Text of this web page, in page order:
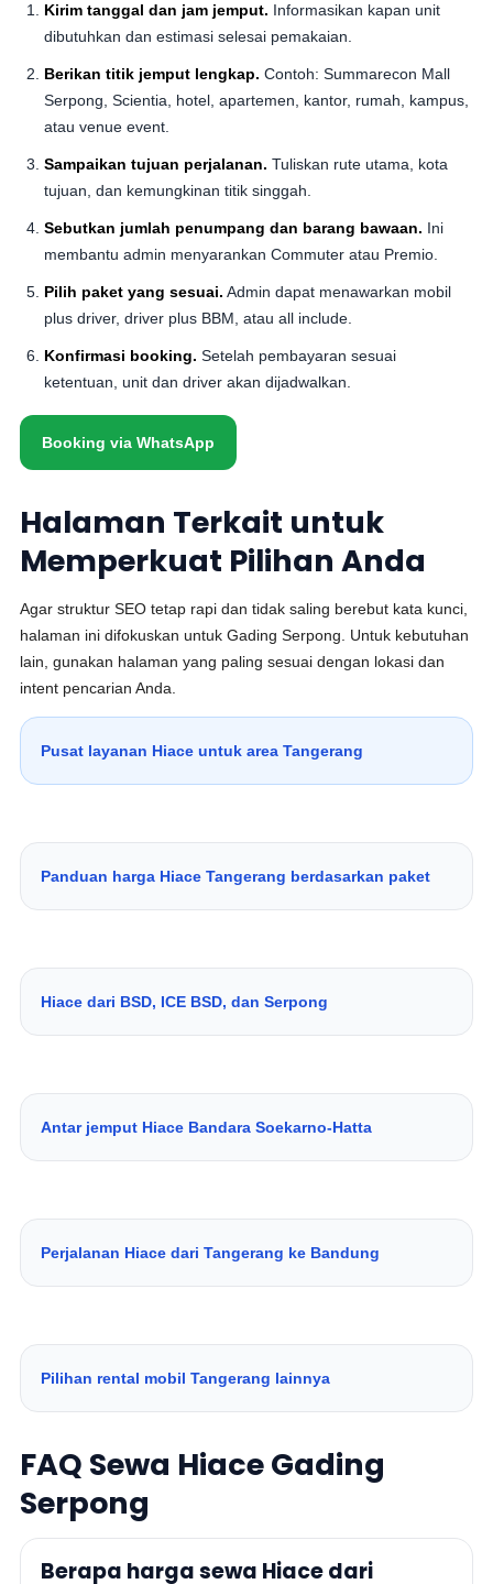
Kirim tanggal dan jam jemput. Informasikan kapan unit
dibutuhkan dan estimasi selesai pemakaian.
Berikan titik jemput lengkap. Contoh: Summarecon Mall
Serpong, Scientia, hotel, apartemen, kantor, rumah, kampus,
atau venue event.
Sampaikan tujuan perjalanan. Tuliskan rute utama, kota
tujuan, dan kemungkinan titik singgah.
Sebutkan jumlah penumpang dan barang bawaan. Ini
membantu admin menyarankan Commuter atau Premio.
Pilih paket yang sesuai. Admin dapat menawarkan mobil
plus driver, driver plus BBM, atau all include.
Konfirmasi booking. Setelah pembayaran sesuai
ketentuan, unit dan driver akan dijadwalkan.
Booking via WhatsApp
Halaman Terkait untuk
Memperkuat Pilihan Anda
Agar struktur SEO tetap rapi dan tidak saling berebut kata kunci,
halaman ini difokuskan untuk Gading Serpong. Untuk kebutuhan
lain, gunakan halaman yang paling sesuai dengan lokasi dan
intent pencarian Anda.
Pusat layanan Hiace untuk area Tangerang
Panduan harga Hiace Tangerang berdasarkan paket
Hiace dari BSD, ICE BSD, dan Serpong
Antar jemput Hiace Bandara Soekarno-Hatta
Perjalanan Hiace dari Tangerang ke Bandung
Pilihan rental mobil Tangerang lainnya
FAQ Sewa Hiace Gading
Serpong
Berapa harga sewa Hiace dari